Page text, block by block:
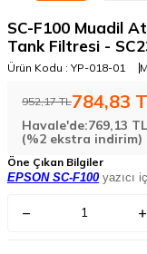
SC-F100 Muadil
Tank Filtresi -
Ürün Kodu : YP-018-01
952,17TL784,83
Havale'de:769,13 TL
(%2 ekstra indirim)
Öne Çıkan Bilgiler
EPSON SC-F100 yazıcı